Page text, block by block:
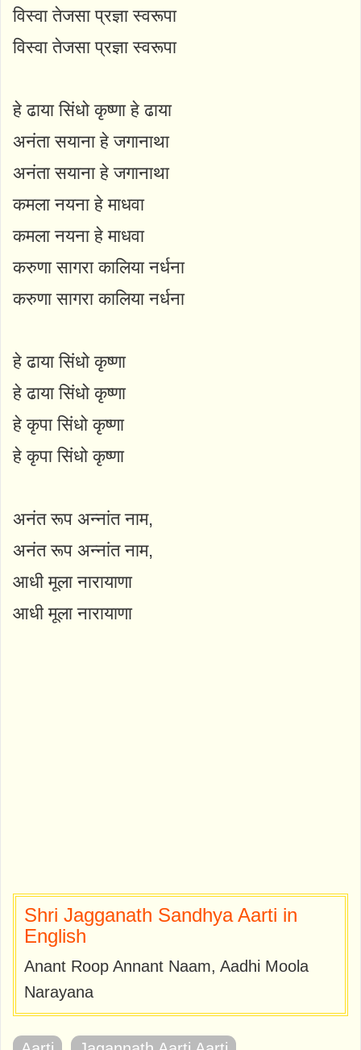
विस्वा तेजसा प्रज्ञा स्वरूपा
विस्वा तेजसा प्रज्ञा स्वरूपा
हे ढाया सिंधो कृष्णा हे ढाया
अनंता सयाना हे जगानाथा
अनंता सयाना हे जगानाथा
कमला नयना हे माधवा
कमला नयना हे माधवा
करुणा सागरा कालिया नर्धना
करुणा सागरा कालिया नर्धना
हे ढाया सिंधो कृष्णा
हे ढाया सिंधो कृष्णा
हे कृपा सिंधो कृष्णा
हे कृपा सिंधो कृष्णा
अनंत रूप अन्नांत नाम,
अनंत रूप अन्नांत नाम,
आधी मूला नारायाणा
आधी मूला नारायाणा
Shri Jagganath Sandhya Aarti in
English
Anant Roop Annant Naam, Aadhi Moola
Narayana